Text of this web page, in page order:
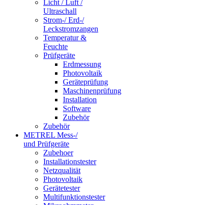
Licht / Luft /
Ultraschall
Strom-/ Erd-/
Leckstromzangen
Temperatur &
Feuchte
Prüfgeräte
Erdmessung
Photovoltaik
Geräteprüfung
Maschinenprüfung
Installation
Software
Zubehör
Zubehör
METREL Mess-/
und Prüfgeräte
Zubehoer
Installationstester
Netzqualität
Photovoltaik
Gerätetester
Multifunktionstester